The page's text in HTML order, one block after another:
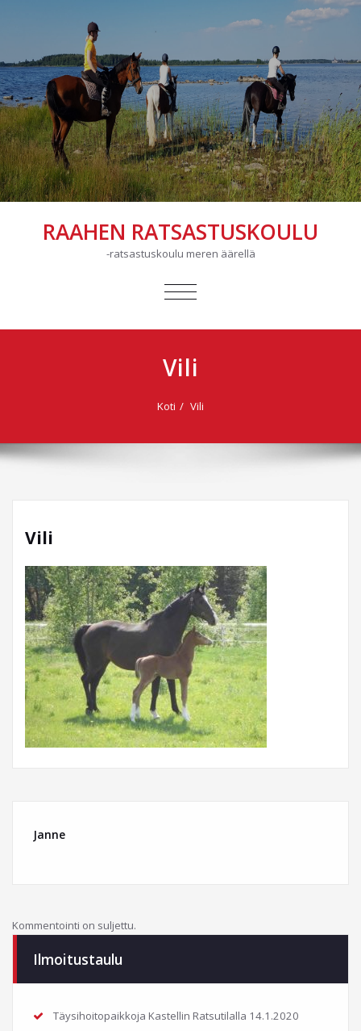
RAAHEN RATSASTUSKOULU
-ratsastuskoulu meren äärellä
AVAA/SULJE
Vili
Koti Vili
Vili
Janne
Kommentointi on suljettu.
Ilmoitustaulu
Täysihoitopaikkoja Kastellin Ratsutilalla 14.1.2020